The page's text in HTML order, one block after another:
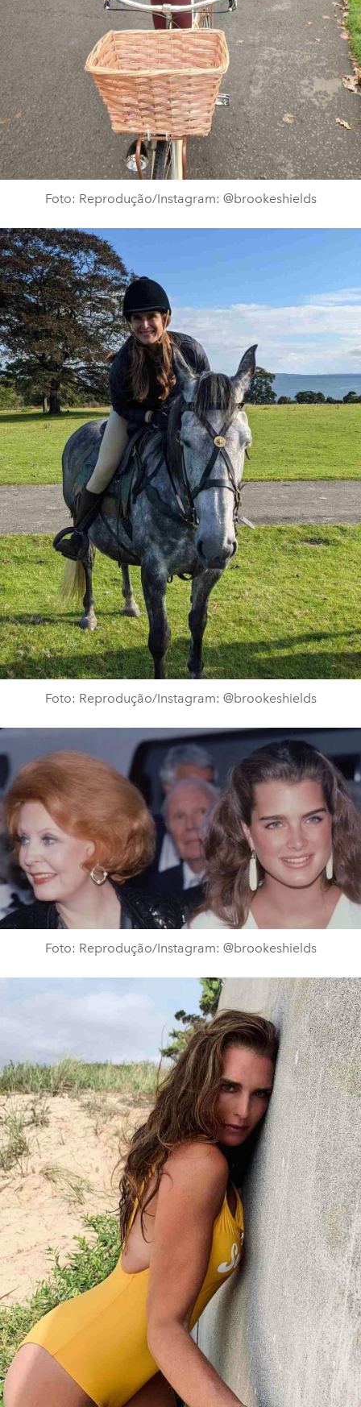
Foto: Reprodução/Instagram: @brookeshields
Foto: Reprodução/Instagram: @brookeshields
Foto: Reprodução/Instagram: @brookeshields